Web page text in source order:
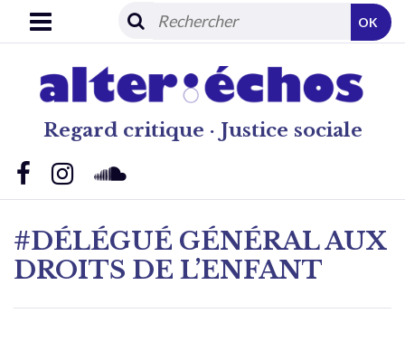
Regard critique · Justice sociale
OK
#DÉLÉGUÉ GÉNÉRAL AUX
DROITS DE L’ENFANT